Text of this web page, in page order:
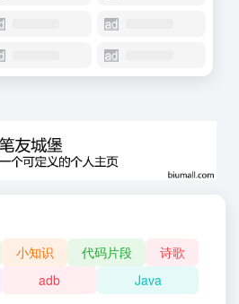
小知识 代码片段
诗歌
adb Java